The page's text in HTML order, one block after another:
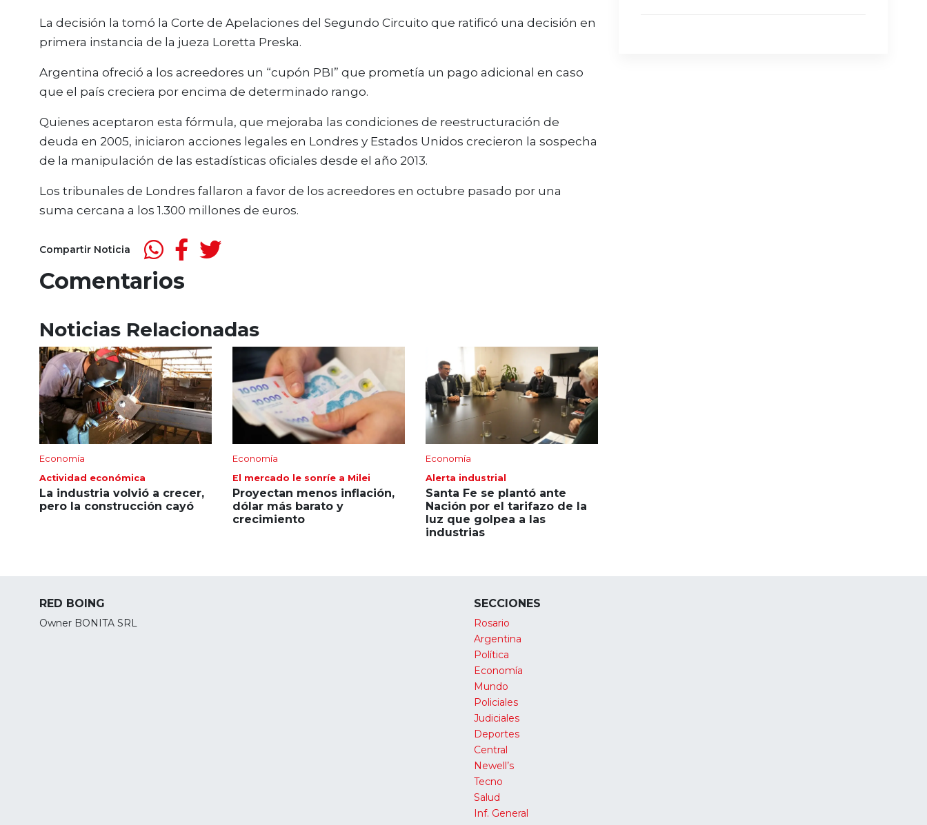
La decisión la tomó la Corte de Apelaciones del Segundo Circuito que ratificó una decisión en
primera instancia de la jueza Loretta Preska.
Argentina ofreció a los acreedores un “cupón PBI” que prometía un pago adicional en caso
que el país creciera por encima de determinado rango.
Quienes aceptaron esta fórmula, que mejoraba las condiciones de reestructuración de
deuda en 2005, iniciaron acciones legales en Londres y Estados Unidos crecieron la sospecha
de la manipulación de las estadísticas oficiales desde el año 2013.
Los tribunales de Londres fallaron a favor de los acreedores en octubre pasado por una
suma cercana a los 1.300 millones de euros.
Compartir Noticia
Comentarios
Noticias Relacionadas
Economía
Actividad económica
La industria volvió a crecer,
pero la construcción cayó
Economía
El mercado le sonríe a Milei
Proyectan menos inflación,
dólar más barato y
crecimiento
Economía
Alerta industrial
Santa Fe se plantó ante
Nación por el tarifazo de la
luz que golpea a las
industrias
RED BOING
Owner BONITA SRL
SECCIONES
Rosario
Argentina
Política
Economía
Mundo
Policiales
Judiciales
Deportes
Central
Newell’s
Tecno
Salud
Inf. General